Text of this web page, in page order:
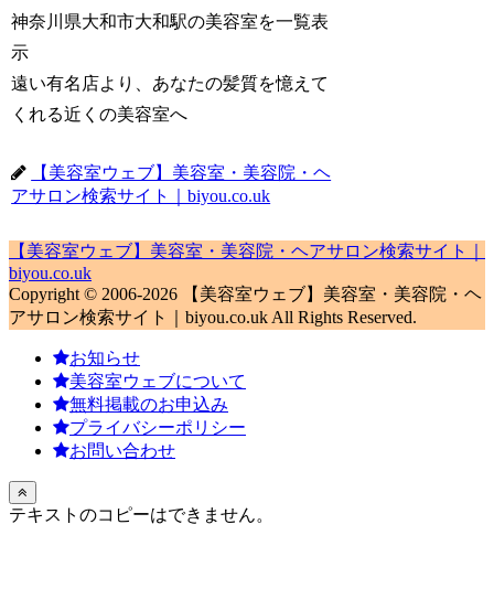
神奈川県大和市大和駅の美容室を一覧表
示
遠い有名店より、あなたの髪質を憶えて
くれる近くの美容室へ
【美容室ウェブ】美容室・美容院・ヘ
アサロン検索サイト｜biyou.co.uk
【美容室ウェブ】美容室・美容院・ヘアサロン検索サイト｜
biyou.co.uk
Copyright © 2006-2026 【美容室ウェブ】美容室・美容院・ヘ
アサロン検索サイト｜biyou.co.uk All Rights Reserved.
お知らせ
美容室ウェブについて
無料掲載のお申込み
プライバシーポリシー
お問い合わせ
テキストのコピーはできません。